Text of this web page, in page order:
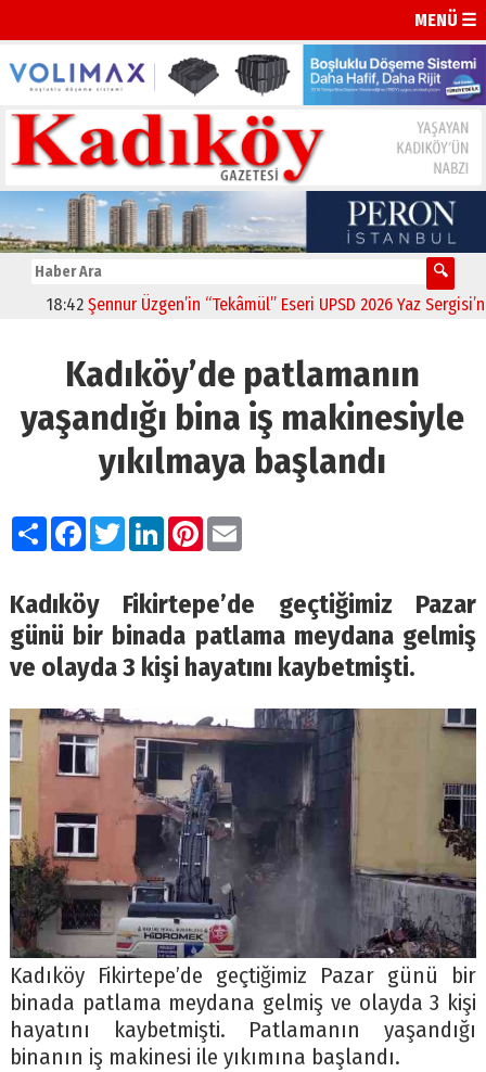
MENÜ ☰
18:42 Şennur Üzgen’in “Tekâmül” Eseri UPSD 2026 Yaz
Kadıköy’de patlamanın
yaşandığı bina iş makinesiyle
yıkılmaya başlandı
PaylaşFacebook
TwitterLinkedIn
Pinterest
Email
Kadıköy Fikirtepe’de geçtiğimiz Pazar
günü bir binada patlama meydana gelmiş
ve olayda 3 kişi hayatını kaybetmişti.
Kadıköy Fikirtepe’de geçtiğimiz Pazar günü bir
binada patlama meydana gelmiş ve olayda 3 kişi
hayatını kaybetmişti. Patlamanın yaşandığı
binanın iş makinesi ile yıkımına başlandı.